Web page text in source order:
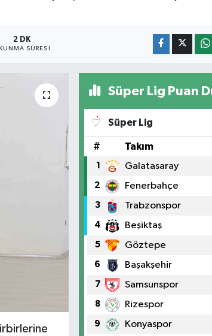
2 DK
SÜRESI
Süper Lig Puan
Süper Lig
# Takım
1 Galatasaray
2 Fenerbahçe
3 Trabzonspor
4 Beşiktaş
5 Göztepe
6 Başakşehir
7 Samsunspor
8 Rizespor
9 Konyaspor